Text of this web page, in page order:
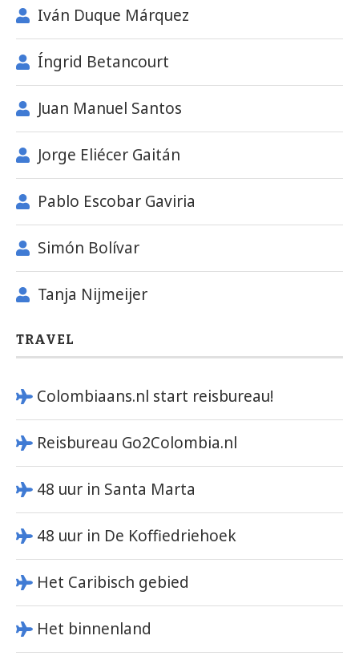
Iván Duque Márquez
Íngrid Betancourt
Juan Manuel Santos
Jorge Eliécer Gaitán
Pablo Escobar Gaviria
Simón Bolívar
Tanja Nijmeijer
TRAVEL
Colombiaans.nl start reisbureau!
Reisbureau Go2Colombia.nl
48 uur in Santa Marta
48 uur in De Koffiedriehoek
Het Caribisch gebied
Het binnenland